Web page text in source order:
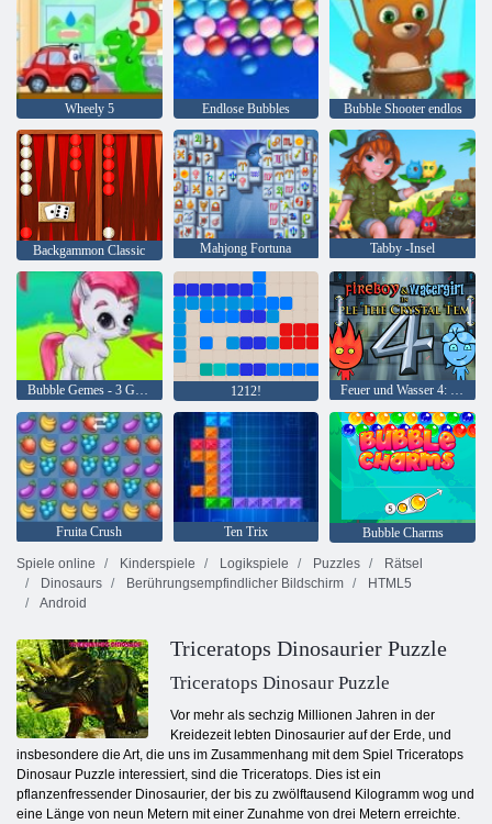
Wheely 5 Endlose Bubbles Bubble Shooter endlos
Backgammon Classic Mahjong Fortuna Tabby -Insel
Bubble Gemes - 3 Gewinnt 1212! Feuer und Wasser 4: Kristalltempel
Fruita Crush Ten Trix
Bubble Charms
Spiele online
Kinderspiele Logikspiele Puzzles
Rätsel
Dinosaurs
Berührungsempfindlicher Bildschirm
HTML5
Android
Triceratops Dinosaurier Puzzle
Triceratops Dinosaur Puzzle
Vor mehr als sechzig Millionen Jahren in der
Kreidezeit lebten Dinosaurier auf der Erde, und
insbesondere die Art, die uns im Zusammenhang mit dem Spiel Triceratops
Dinosaur Puzzle interessiert, sind die Triceratops. Dies ist ein
pflanzenfressender Dinosaurier, der bis zu zwölftausend Kilogramm wog und
eine Länge von neun Metern mit einer Zunahme von drei Metern erreichte.